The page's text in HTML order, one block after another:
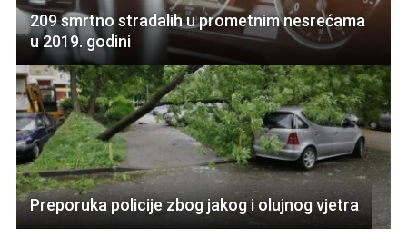
209 smrtno stradalih u prometnim nesrećama
u 2019. godini
Preporuka policije zbog jakog i olujnog vjetra